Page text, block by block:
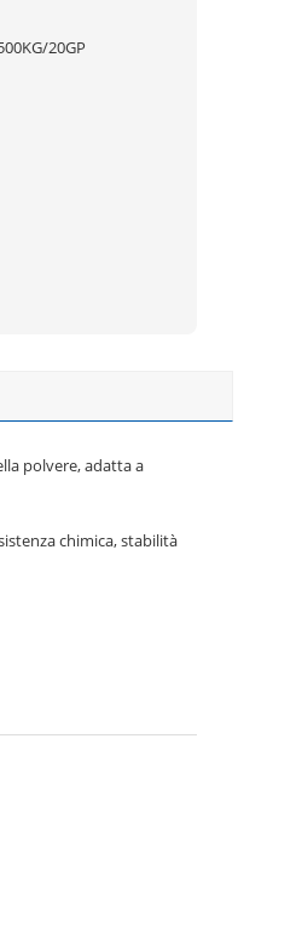
20GP
polvere, adatta a
chimica, stabilità